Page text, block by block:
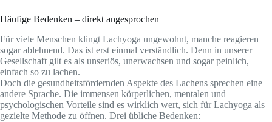
Häufige Bedenken – direkt angesprochen
Für viele Menschen klingt Lachyoga ungewohnt, manche reagieren
sogar ablehnend. Das ist erst einmal verständlich. Denn in unserer
Gesellschaft gilt es als unseriös, unerwachsen und sogar peinlich,
einfach so zu lachen.
Doch die gesundheitsfördernden Aspekte des Lachens sprechen eine
andere Sprache. Die immensen körperlichen, mentalen und
psychologischen Vorteile sind es wirklich wert, sich für Lachyoga als
gezielte Methode zu öffnen. Drei übliche Bedenken: